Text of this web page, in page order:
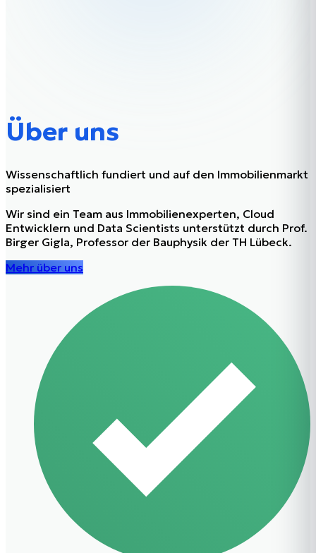
Über uns
Wissenschaftlich fundiert und auf den Immobilienmarkt
spezialisiert
Wir sind ein Team aus Immobilienexperten, Cloud
Entwicklern und Data Scientists unterstützt durch Prof.
Birger Gigla, Professor der Bauphysik der TH Lübeck.
Mehr über uns